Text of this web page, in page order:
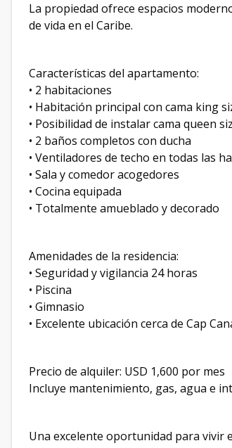
La propiedad ofrece espacios
de vida en el Caribe.
Características del apartamento:
• 2 habitaciones
• Habitación principal con cama king
• Posibilidad de instalar cama queen
• 2 baños completos con ducha
• Ventiladores de techo en todas las
• Sala y comedor acogedores
• Cocina equipada
• Totalmente amueblado y decorado
Amenidades de la residencia:
• Seguridad y vigilancia 24 horas
• Piscina
• Gimnasio
• Excelente ubicación cerca de Cap
Precio de alquiler: USD 1,600 por mes
Incluye mantenimiento, gas, agua e
Una excelente oportunidad para vivir